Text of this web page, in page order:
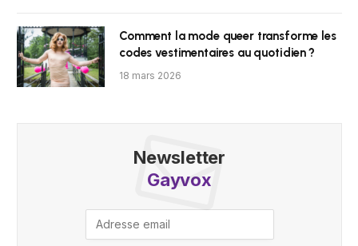
Comment la mode queer transforme les
codes vestimentaires au quotidien ?
18 mars 2026
Newsletter
Gayvox